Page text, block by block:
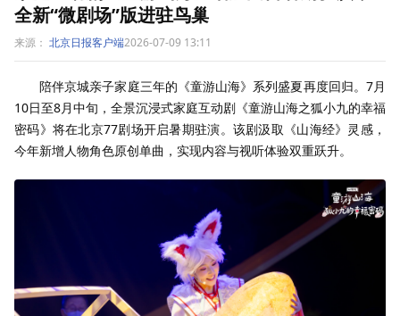
全新“微剧场”版进驻鸟巢
来源： 北京日报客户端2026-07-09 13:11
陪伴京城亲子家庭三年的《童游山海》系列盛夏再度回归。7月
10日至8月中旬，全景沉浸式家庭互动剧《童游山海之狐小九的幸福
密码》将在北京77剧场开启暑期驻演。该剧汲取《山海经》灵感，
今年新增人物角色原创单曲，实现内容与视听体验双重跃升。